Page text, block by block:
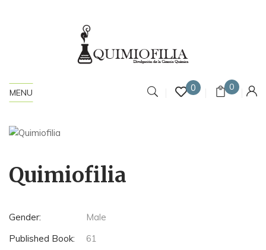
MENU 0 0
Quimiofilia
Gender:
Male
Published Book:
61